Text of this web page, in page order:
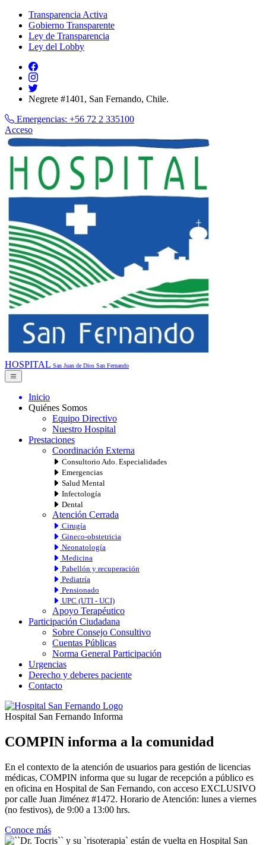
Transparencia Activa
Gobierno Transparente
Ley de Transparencia
Ley del Lobby
Negrete #1401, San Fernando, Chile.
Emergencias: +56 72 2 335100
Acceso
HOSPITAL San Juan de Dios San Fernando
Inicio
Quiénes Somos
Equipo Directivo
Nuestro Hospital
Prestaciones
Coordinación Externa
Consultorio Ado. Especialidades
Emergencias
Salud Mental
Infectología
Dental
Atención Cerrada
Cirugía
Gineco-obstetricia
Neonatología
Medicina
Pabellón y recuperación
Pediatría
Pensionado
UPC (UTI - UCI)
Apoyo Terapéutico
Participación Ciudadana
Sobre Consejo Consultivo
Cuentas Públicas
Norma General Participación
Urgencias
Derecho y deberes paciente
Contacto
Hospital San Fernando Informa
COMPIN informa a la comunidad
En el contexto de la atención de usuarios para gestión de licencias
médicas, COMPIN informa que su lugar de recepción a público es
en oficina en Hospital de San Fernando, con acceso EXCLUSIVO
por calle Juan Jiménez #1472. Horario de Atención: lunes a viernes
(no festivos), de 9:00 a 13:00 hrs.
Conoce más